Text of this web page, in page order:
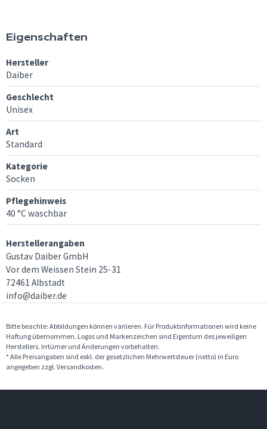
Eigenschaften
Hersteller
Daiber
Geschlecht
Unisex
Art
Standard
Kategorie
Socken
Pflegehinweis
40 °C waschbar
Herstellerangaben
Gustav Daiber GmbH
Vor dem Weissen Stein 25-31
72461 Albstadt
info@daiber.de
Bitte beachte: Abbildungen können variieren. Für Produktinformationen wird keine
Haftung übernommen. Logos und Markenzeichen sind Eigentum des jeweiligen
Herstellers. Irrtümer und Änderungen vorbehalten.
* Alle Preisangaben sind exkl. der gesetzlichen Mehrwertsteuer (netto) in Euro
angegeben zzgl. Versandkosten.